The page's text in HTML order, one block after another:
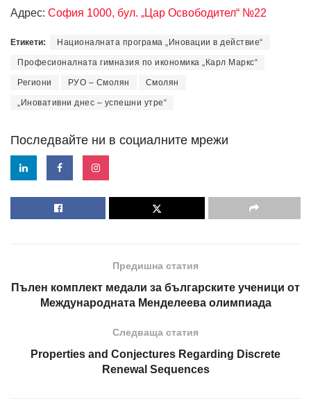
Адрес: София 1000, бул. „Цар Освободител“ №22
Етикети: Националната програма „Иновации в действие“
Професионалната гимназия по икономика „Карл Маркс“
Региони РУО – Смолян Смолян
„Иновативни днес – успешни утре“
Последвайте ни в социалните мрежи
Предишна статия
Пълен комплект медали за българските ученици от
Международната Менделеева олимпиада
Следваща статия
Properties and Conjectures Regarding Discrete
Renewal Sequences